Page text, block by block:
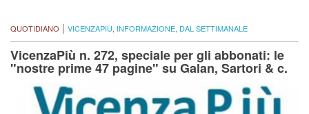
QUOTIDIANO | VICENZAPIÙ INFORMAZIONE DAL SETTIMANALE
VicenzaPiù n. 272, speciale per gli abbonati: le
"nostre prime 47 pagine" su Galan, Sartori & c.